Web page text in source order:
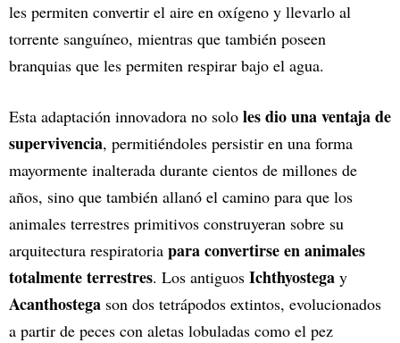
les permiten convertir el aire en oxígeno y llevarlo al
torrente sanguíneo, mientras que también poseen
branquias que les permiten respirar bajo el agua.
Esta adaptación innovadora no solo les dio una ventaja de
supervivencia, permitiéndoles persistir en una forma
mayormente inalterada durante cientos de millones de
años, sino que también allanó el camino para que los
animales terrestres primitivos construyeran sobre su
arquitectura respiratoria para convertirse en animales
totalmente terrestres. Los antiguos Ichthyostega y
Acanthostega son dos tetrápodos extintos, evolucionados
a partir de peces con aletas lobuladas como el pez